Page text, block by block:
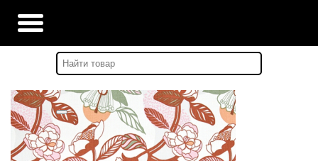
Главная
Каталог